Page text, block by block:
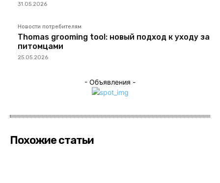
31.05.2026
Новости потребителям
Thomas grooming tool: новый подход к уходу за
питомцами
25.05.2026
- Объявления -
Похожие статьи